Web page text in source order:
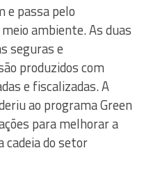
e passa pelo
ambiente. As duas
seguras e
produzidos com
e fiscalizadas. A
ao programa Green
para melhorar a
do setor